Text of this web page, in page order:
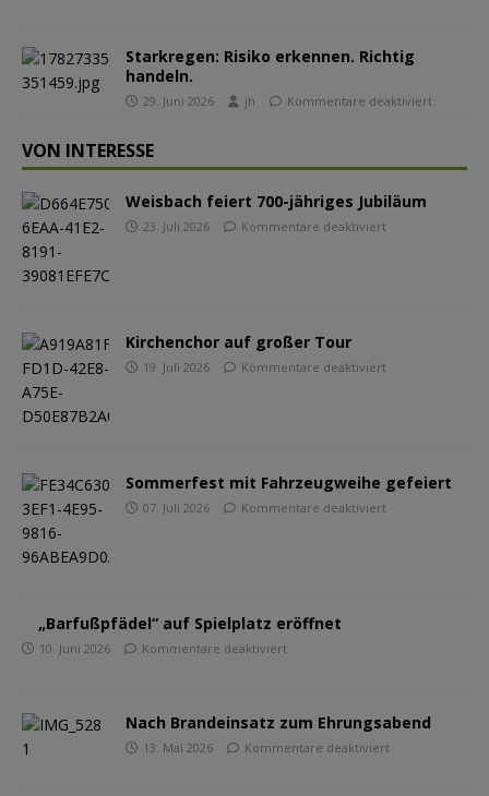
Starkregen: Risiko erkennen. Richtig
handeln.
29. Juni 2026 jh Kommentare deaktiviert
VON INTERESSE
Weisbach feiert 700-jähriges Jubiläum
23. Juli 2026 Kommentare deaktiviert
Kirchenchor auf großer Tour
19. Juli 2026 Kommentare deaktiviert
Sommerfest mit Fahrzeugweihe gefeiert
07. Juli 2026 Kommentare deaktiviert
„Barfußpfädel“ auf Spielplatz eröffnet
10. Juni 2026 Kommentare deaktiviert
Nach Brandeinsatz zum Ehrungsabend
13. Mai 2026 Kommentare deaktiviert